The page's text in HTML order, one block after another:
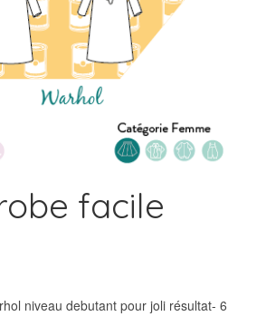
facile
niveau debutant pour joli résultat- 6